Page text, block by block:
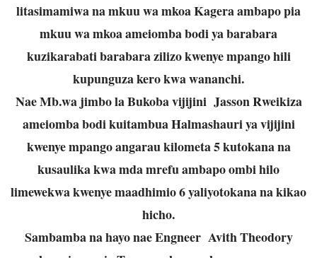
litasimamiwa na mkuu wa mkoa Kagera ambapo pia
mkuu wa mkoa ameiomba bodi ya barabara
kuzikarabati barabara zilizo kwenye mpango hili
kupunguza kero kwa wananchi.
Nae Mb.wa jimbo la Bukoba vijijini Jasson Rweikiza
ameiomba bodi kuitambua Halmashauri ya vijijini
kwenye mpango angarau kilometa 5 kutokana na
kusaulika kwa mda mrefu ambapo ombi hilo
limewekwa kwenye maadhimio 6 yaliyotokana na kikao
hicho.
Sambamba na hayo nae Engneer Avith Theodory